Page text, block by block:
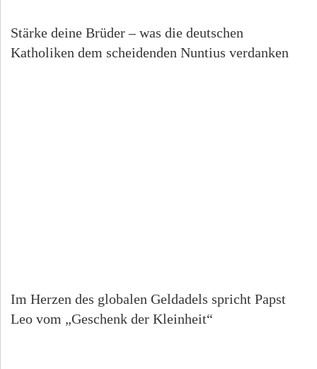
Stärke deine Brüder – was die deutschen
Katholiken dem scheidenden Nuntius verdanken
Im Herzen des globalen Geldadels spricht Papst
Leo vom „Geschenk der Kleinheit“